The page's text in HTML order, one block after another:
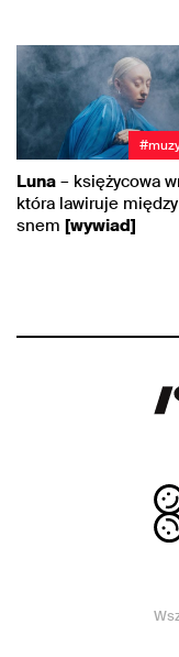
Luna – księżycowa
która lawiruje
snem [wywiad]